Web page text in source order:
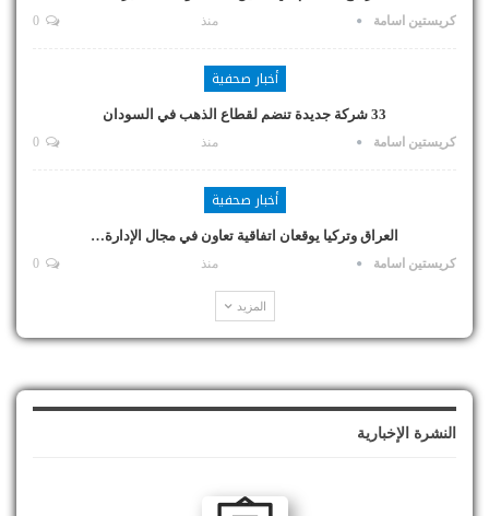
كريستين اسامة منذ
أخبار صحفية
33 شركة جديدة تنضم لقطاع الذهب في السودان
كريستين اسامة منذ
أخبار صحفية
العراق وتركيا يوقعان اتفاقية تعاون في مجال الإدارة…
كريستين اسامة منذ
المزيد
النشرة الإخبارية